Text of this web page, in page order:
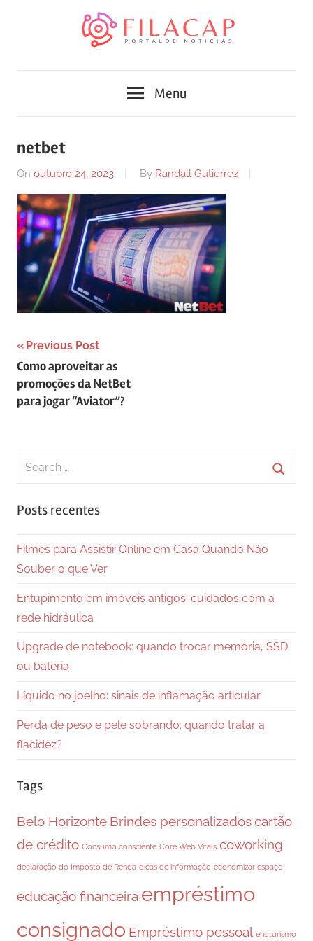
notícias
FilaCap
com
informações
Menu
netbet
On outubro 24, 2023 By Randall Gutierrez
Navegação
de
Post
Previous Post
Como aproveitar as
promoções da NetBet
para jogar “Aviator”?
Search
Posts recentes
Filmes para Assistir Online em Casa Quando Não
Souber o que Ver
Entupimento em imóveis antigos: cuidados com a
rede hidráulica
Upgrade de notebook: quando trocar memória, SSD
ou bateria
Líquido no joelho: sinais de inflamação articular
Perda de peso e pele sobrando: quando tratar a
flacidez?
Tags
Belo Horizonte Brindes personalizadoscartão
de crédito Consumo consciente Core Web Vitals coworking
declaração do Imposto de Renda dicas de informação economizar espaço
educação financeira empréstimo
consignado Empréstimo pessoal enoturismo